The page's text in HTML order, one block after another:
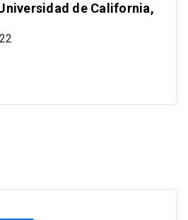
de California,